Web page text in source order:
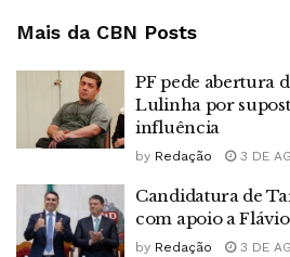
Mais da CBN Posts
PF pede abertura
Lulinha por
influência
by Redação 3 DE
Candidatura de
com apoio a Flávio
by Redação 3 DE